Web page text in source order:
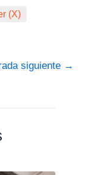
(X)
siguiente →